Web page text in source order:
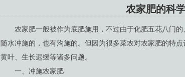
农家肥的科
农家肥一般被作为底肥施用，不过由于化肥五花八门的
随水冲施的，也有沟施的。但因为很多菜农对农家肥的特
黄叶、生长迟缓等诸多问题。
一、冲施农家肥